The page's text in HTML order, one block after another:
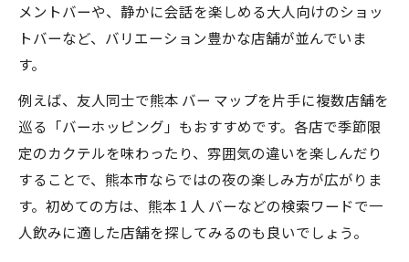
メントバーや、静かに会話を楽しめる大人向けのショッ
トバーなど、バリエーション豊かな店舗が並んでいま
す。
例えば、友人同士で熊本 バー マップを片手に複数店舗を
巡る「バーホッピング」もおすすめです。各店で季節限
定のカクテルを味わったり、雰囲気の違いを楽しんだり
することで、熊本市ならではの夜の楽しみ方が広がりま
す。初めての方は、熊本 1 人 バーなどの検索ワードで一
人飲みに適した店舗を探してみるのも良いでしょう。